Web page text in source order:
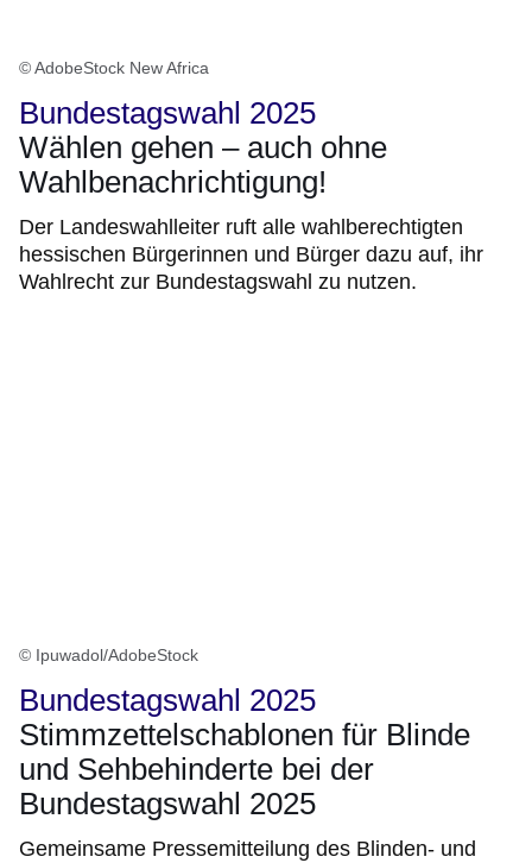
© AdobeStock New Africa
Bundestagswahl 2025
Wählen gehen – auch ohne
Wahlbenachrichtigung!
Der Landeswahlleiter ruft alle wahlberechtigten
hessischen Bürgerinnen und Bürger dazu auf, ihr
Wahlrecht zur Bundestagswahl zu nutzen.
© Ipuwadol/AdobeStock
Bundestagswahl 2025
Stimmzettelschablonen für Blinde
und Sehbehinderte bei der
Bundestagswahl 2025
Gemeinsame Pressemitteilung des Blinden- und